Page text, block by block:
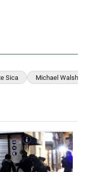
Sica Michael Walsh
con 114 comentarios.
de tendencia con